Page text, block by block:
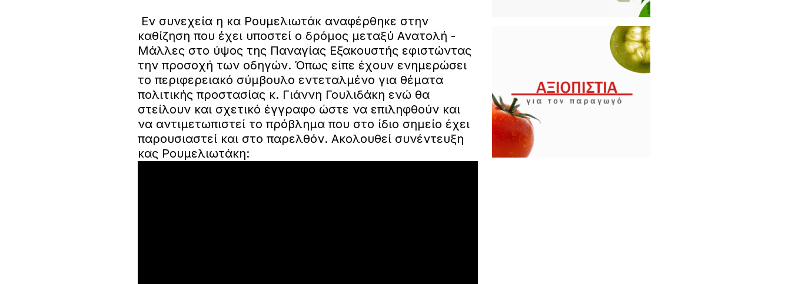
Εν συνεχεία η κα Ρουμελιωτάκ αναφέρθηκε στην
καθίζηση που έχει υποστεί ο δρόμος μεταξύ Ανατολή -
Μάλλες στο ύψος της Παναγίας Εξακουστής εφιστώντας
την προσοχή των οδηγών. Όπως είπε έχουν ενημερώσει
το περιφερειακό σύμβουλο εντεταλμένο για θέματα
πολιτικής προστασίας κ. Γιάννη Γουλιδάκη ενώ θα
στείλουν και σχετικό έγγραφο ώστε να επιληφθούν και
να αντιμετωπιστεί το πρόβλημα που στο ίδιο σημείο έχει
παρουσιαστεί και στο παρελθόν. Ακολουθεί συνέντευξη
κας Ρουμελιωτάκη: